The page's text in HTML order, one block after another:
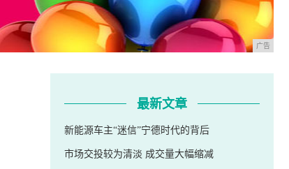
广告
最新文章
新能源车主“迷信”宁德时代的背后
市场交投较为清淡 成交量大幅缩减